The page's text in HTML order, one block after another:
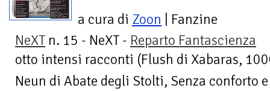
a cura di Zoon | Fanzine
NeXT n. 15 - NeXT - Reparto Fantascienza
otto intensi racconti (Flush di Xabaras,
Neun di Abate degli Stolti, Senza conforto